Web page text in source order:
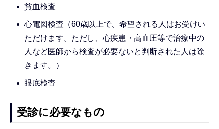
貧血検査
心電図検査（60歳以上で、希望される人はお受けい
ただけます。ただし、心疾患・高血圧等で治療中の
人など医師から検査が必要ないと判断された人は除
きます。）
眼底検査
受診に必要なもの